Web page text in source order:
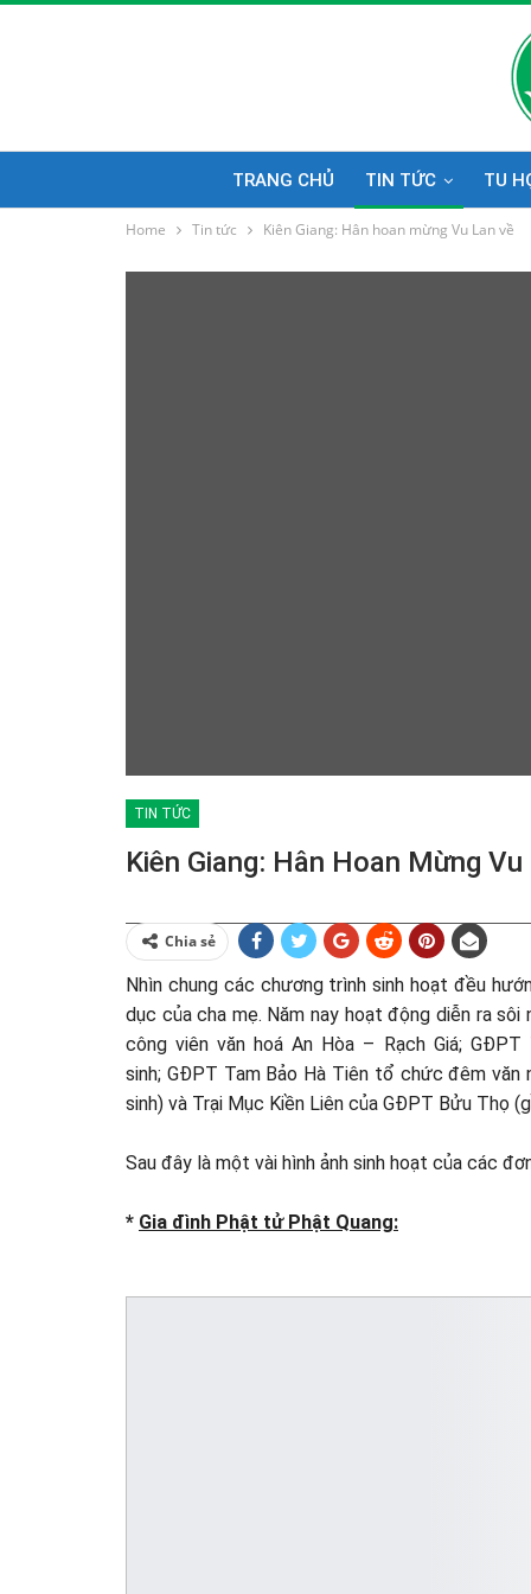
TRANG CHỦ TIN TỨC TU
Home Tin tức Kiên Giang: Hân hoan mừng Vu Lan về
TIN TỨC
Kiên Giang: Hân Hoan Mừng Vu
Chia sẻ
Nhìn chung các chương trình sinh hoạt đều
dục của cha mẹ. Năm nay hoạt động diễn ra
công viên văn hoá An Hòa – Rạch Giá;
sinh; GĐPT Tam Bảo Hà Tiên tổ chức đêm văn
sinh) và Trại Mục Kiền Liên của GĐPT Bửu Thọ
Sau đây là một vài hình ảnh sinh hoạt của các
* Gia đình Phật tử Phật Quang: